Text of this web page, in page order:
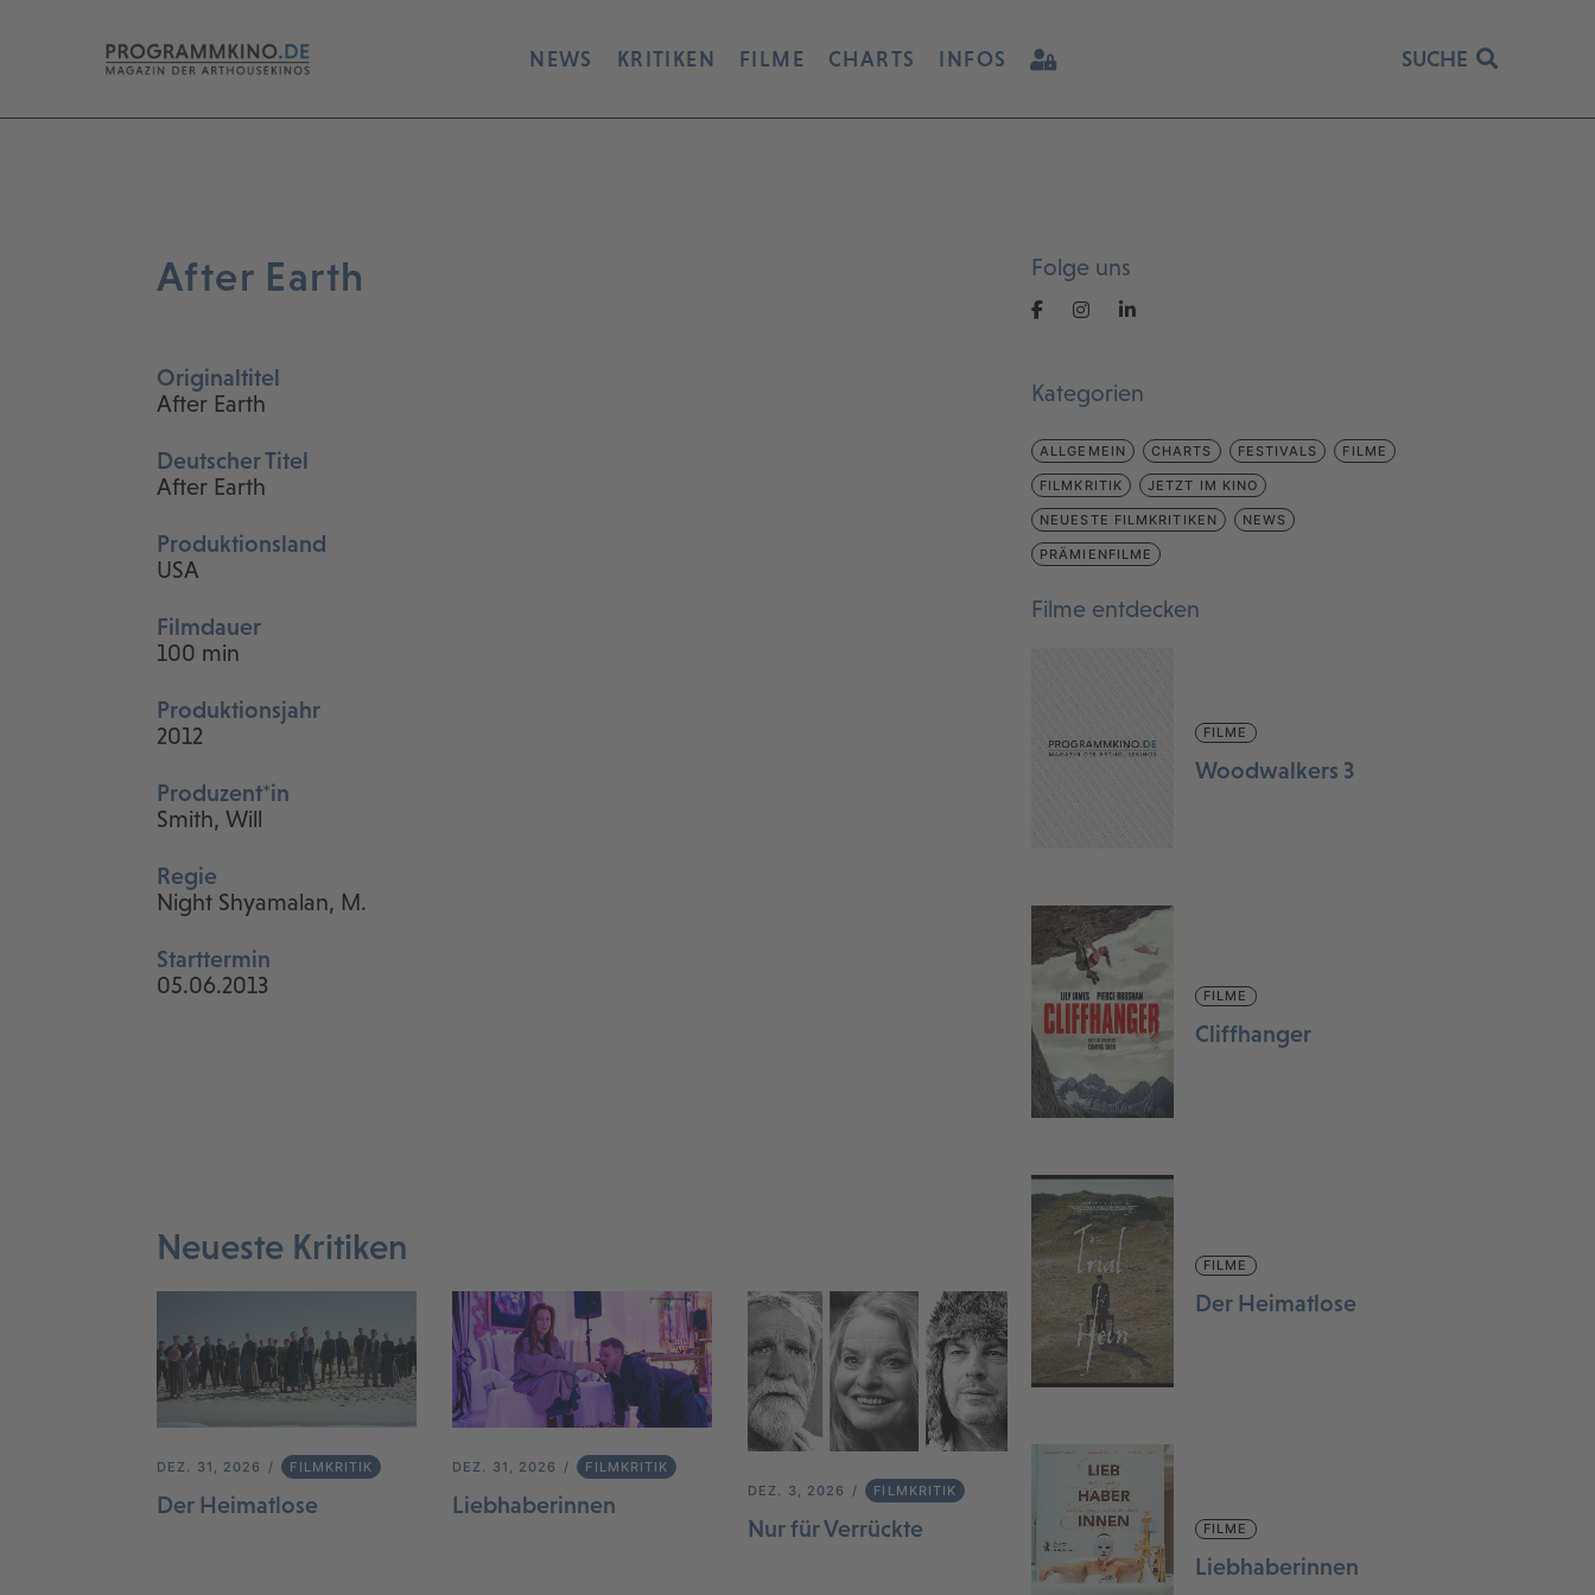
NEWS KRITIKEN FILME CHARTS INFOS SUCHE
After Earth
Originaltitel
After Earth
Deutscher Titel
After Earth
Produktionsland
USA
Filmdauer
100 min
Produktionsjahr
2012
Produzent*in
Smith, Will
Regie
Night Shyamalan, M.
Starttermin
05.06.2013
Neueste Kritiken
DEZ. 31, 2026 FILMKRITIK
Der Heimatlose
DEZ. 31, 2026 FILMKRITIK
Liebhaberinnen
DEZ. 3, 2026 FILMKRITIK
Nur für Verrückte
Folge uns
Kategorien
ALLGEMEIN CHARTS FESTIVALS FILME
FILMKRITIK JETZT IM KINO
NEUESTE FILMKRITIKEN NEWS
PRÄMIENFILME
Filme entdecken
FILME
Woodwalkers 3
FILME
Cliffhanger
FILME
Der Heimatlose
FILME
Liebhaberinnen